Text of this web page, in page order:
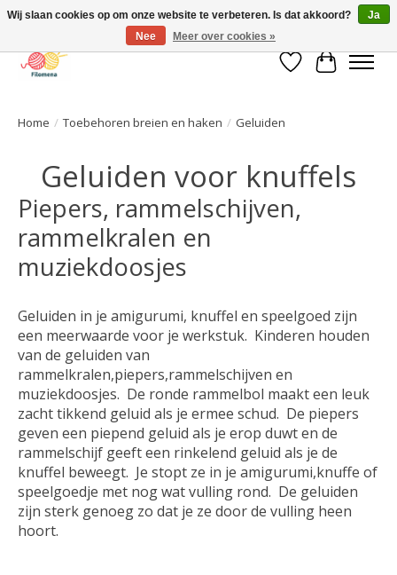
Verlanglijst
Home / Toebehoren breien en haken / Geluiden
Geluiden voor knuffels
Piepers, rammelschijven,
rammelkralen en
muziekdoosjes
Geluiden in je amigurumi, knuffel en speelgoed zijn
een meerwaarde voor je werkstuk. Kinderen houden
van de geluiden van
rammelkralen,piepers,rammelschijven en
muziekdoosjes. De ronde rammelbol maakt een leuk
zacht tikkend geluid als je ermee schud. De piepers
geven een piepend geluid als je erop duwt en de
rammelschijf geeft een rinkelend geluid als je de
knuffel beweegt. Je stopt ze in je amigurumi,knuffe of
speelgoedje met nog wat vulling rond. De geluiden
zijn sterk genoeg zo dat je ze door de vulling heen
hoort.
Wij slaan cookies op om onze website te verbeteren. Is dat akkoord?
Ja
Nee
Meer over cookies »